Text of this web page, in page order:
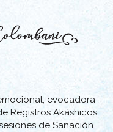
el Psicólogo Rudy
Waite y Marsella
evocadora
Registros Akáshicos,
de Sanación